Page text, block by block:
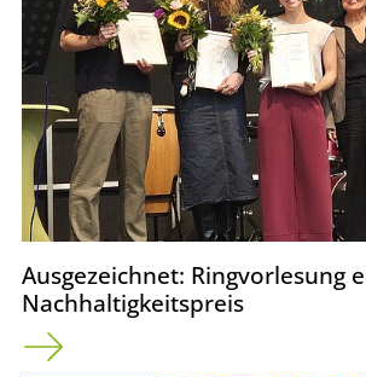
Ausgezeichnet: Ringvorlesung
Nachhaltigkeitspreis